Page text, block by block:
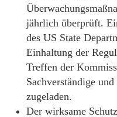
jährlich überprüft.
des US State
Einhaltung der
Treffen der
Sachverständige
zugeladen.
Der wirksame